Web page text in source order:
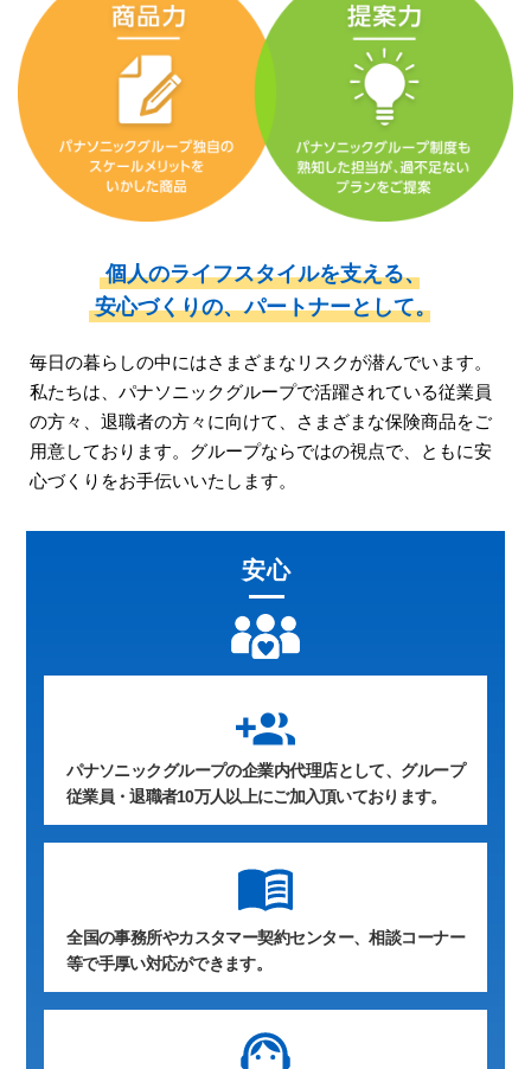
個人のライフスタイルを支える、
安心づくりの、パートナーとして。
毎日の暮らしの中にはさまざまなリスクが潜んでいます。
私たちは、パナソニックグループで活躍されている従業員
の方々、 退職者の方々に向けて、さまざまな保険商品をご
用意しております。 グループならではの視点で、ともに安
心づくりをお手伝いいたします。
安心
group_add
パナソニックグループの企業内代理店として、グループ
従業員・退職者10万人以上にご加入頂いております。
全国の事務所やカスタマー契約センター、相談コーナー
等で手厚い対応ができます。